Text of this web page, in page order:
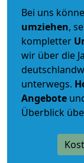
Bei uns
umziehen,
kompletter
wir über die
unterwegs.
Angebote
Überblick